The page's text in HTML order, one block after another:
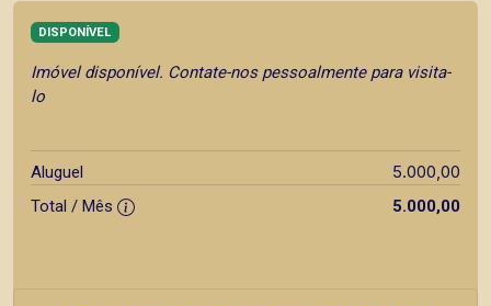
DISPONÍVEL
Imóvel disponível. Contate-nos pessoalmente para visita-
lo
Aluguel 5.000,00
Total / Mês 5.000,00